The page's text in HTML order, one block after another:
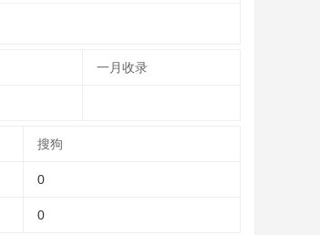
一月收录
搜狗
0
0